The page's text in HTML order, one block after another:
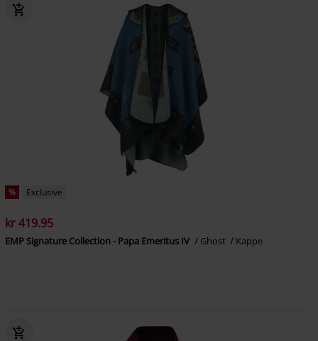
% Exclusive
kr 419.95
EMP Signature Collection - Papa Emeritus IV Ghost Kappe